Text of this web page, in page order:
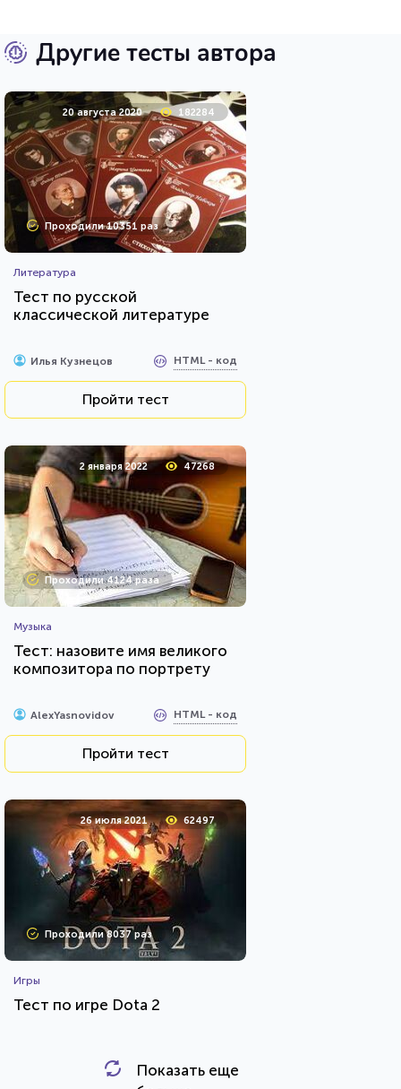
Другие тесты автора
20 августа 2020 182284
Проходили 10351 раз
Литература
Тест по русской
классической литературе
Илья Кузнецов HTML - код
Пройти тест
2 января 2022 47268
Проходили 4124 раза
Музыка
Тест: назовите имя великого
композитора по портрету
AlexYasnovidov HTML - код
Пройти тест
26 июля 2021 62497
Проходили 8037 раз
Игры
Тест по игре Dota 2
HTML - код
Показать еще